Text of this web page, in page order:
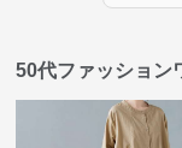
50代ファッション